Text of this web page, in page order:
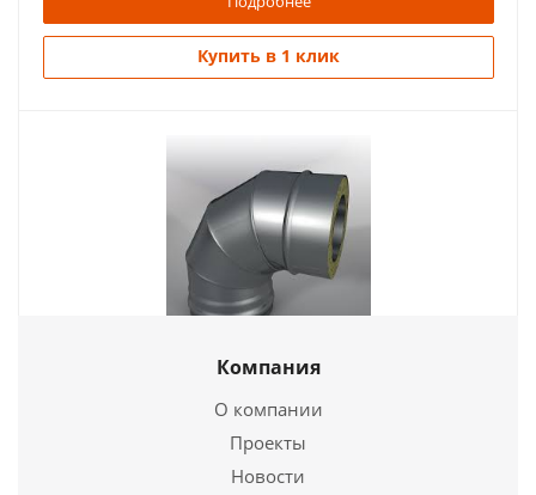
Купить в 1 клик
1 834руб.
Подробнее
Компания
О компании
Проекты
Новости